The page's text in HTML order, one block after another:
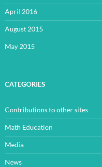
April 2016
August 2015
May 2015
CATEGORIES
Contributions to other sites
Math Education
Media
News